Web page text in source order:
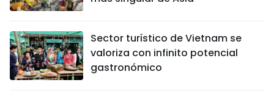
Sector turístico de Vietnam se
valoriza con infinito potencial
gastronómico